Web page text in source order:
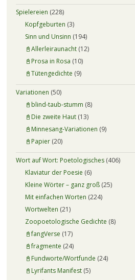
Spielereien (228)
Kopfgeburten (3)
Sinn und Unsinn (194)
📓Allerleiraunacht(12)
📓Prosa in Rosa (10)
📓Tütengedichte (9)
Variationen (50)
📓blind-taub-stumm (8)
📓Die zweite Haut(13)
📓Minnesang-Variationen (9)
📓Papier(20)
Wort auf Wort: Poetologisches(406)
Klaviatur der Poesie (6)
Kleine Wörter – ganz groß(25)
Mit einfachen Worten (224)
Wortwelten (21)
Zoopoetologische Gedichte (8)
📓fangVerse (17)
📓fragmente (24)
📓Fundworte/Wortfunde (24)
📓Lyrifants Manifest(5)